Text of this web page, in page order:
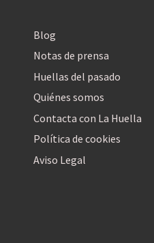
Blog
Notas de prensa
Huellas del pasado
Quiénes somos
Contacta con La Huella
Política de cookies
Aviso Legal